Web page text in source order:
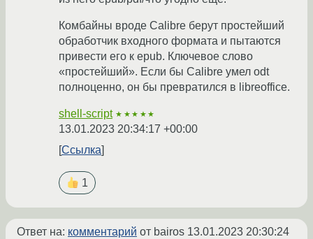
Комбайны вроде Calibre берут простейший
обработчик входного формата и пытаются
привести его к epub. Ключевое слово
«простейший». Если бы Calibre умел odt
полноценно, он бы превратился в libreoffice.
shell-script ★★★★★
13.01.2023 20:34:17 +00:00
Ссылка
1
Ответ на: комментарий от bairos 13.01.2023 20:30:24